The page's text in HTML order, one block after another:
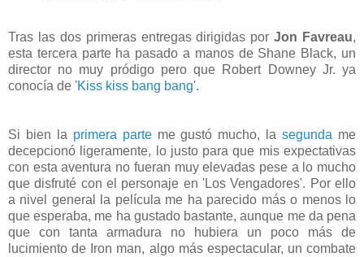
Tras las dos primeras entregas dirigidas porJon Favreau,
esta tercera parte ha pasado a manos de Shane Black, un
director no muy pródigo pero que Robert Downey Jr. ya
conocía de 'Kiss kiss bang bang'.
Si bien la primera parteme gustó mucho, lasegunda me
decepcionó ligeramente, lo justo para que mis expectativas
con esta aventura no fueran muy elevadas pese a lo mucho
que disfruté con el personaje en 'Los Vengadores'. Por ello
a nivel general la película me ha parecido más o menos lo
que esperaba, me ha gustado bastante, aunque me da pena
que con tanta armadura no hubiera un poco más de
lucimiento de Iron man, algo más espectacular, un combate